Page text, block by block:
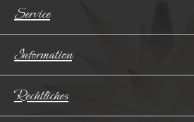
Service
Information
Rechtliches